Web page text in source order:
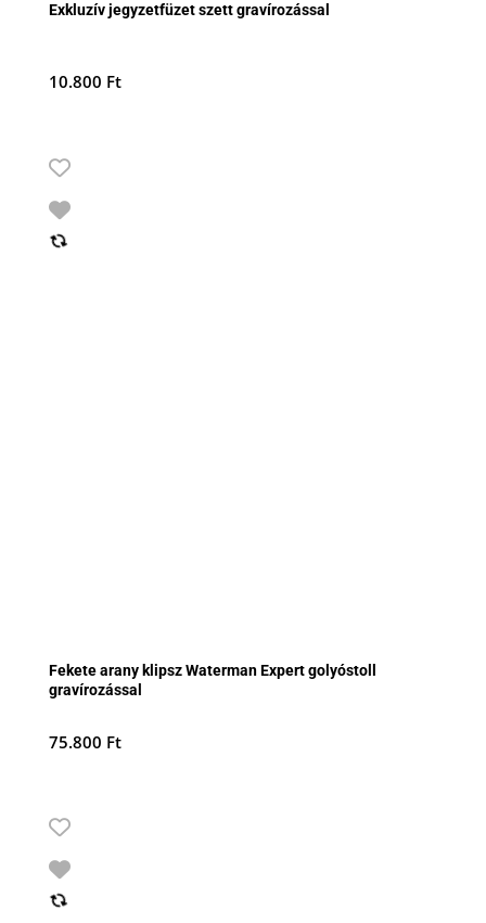
Exkluzív jegyzetfüzet szett gravírozással
10.800 Ft
Fekete arany klipsz Waterman Expert golyóstoll
gravírozással
75.800 Ft